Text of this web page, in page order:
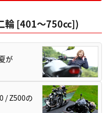
輪 [401〜750cc])
が
/ Z500の